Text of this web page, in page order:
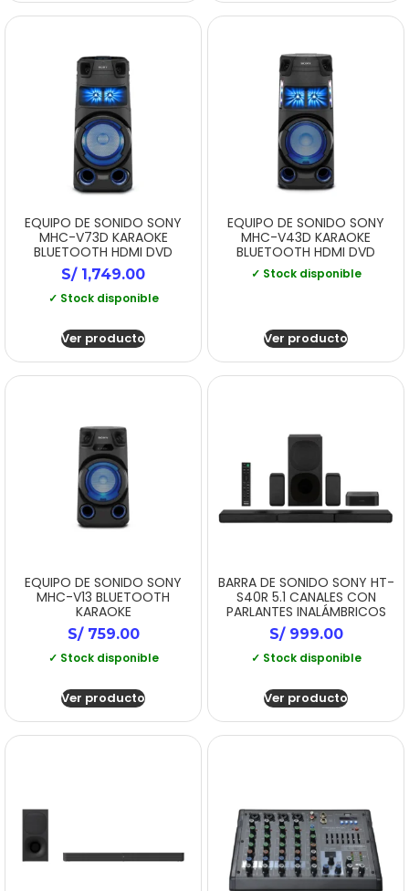
EQUIPO DE SONIDO SONY
MHC-V73D KARAOKE
BLUETOOTH HDMI DVD
S/1,749.00
✓ Stock disponible
Ver producto
EQUIPO DE SONIDO SONY
MHC-V43D KARAOKE
BLUETOOTH HDMI DVD
✓ Stock disponible
Ver producto
EQUIPO DE SONIDO SONY
MHC-V13 BLUETOOTH
KARAOKE
S/759.00
✓ Stock disponible
Ver producto
BARRA DE SONIDO SONY HT-
S40R 5.1 CANALES CON
PARLANTES INALÁMBRICOS
S/999.00
✓ Stock disponible
Ver producto